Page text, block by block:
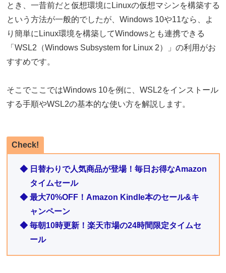
とき、一昔前だと仮想環境にLinuxの仮想マシンを構築する
という方法が一般的でしたが、Windows 10や11なら、よ
り簡単にLinux環境を構築してWindowsとも連携できる
「WSL2（Windows Subsystem for Linux 2）」の利用がお
すすめです。
そこでここではWindows 10を例に、WSL2をインストール
する手順やWSL2の基本的な使い方を解説します。
Check!
◆ 日替わりで人気商品が登場！毎日お得なAmazon
タイムセール
◆ 最大70%OFF！Amazon Kindle本のセール&キ
ャンペーン
◆ 毎朝10時更新！楽天市場の24時間限定タイムセ
ール